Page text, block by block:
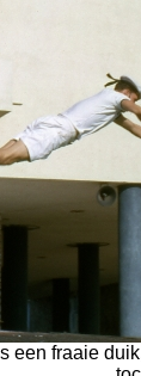
een fraaie